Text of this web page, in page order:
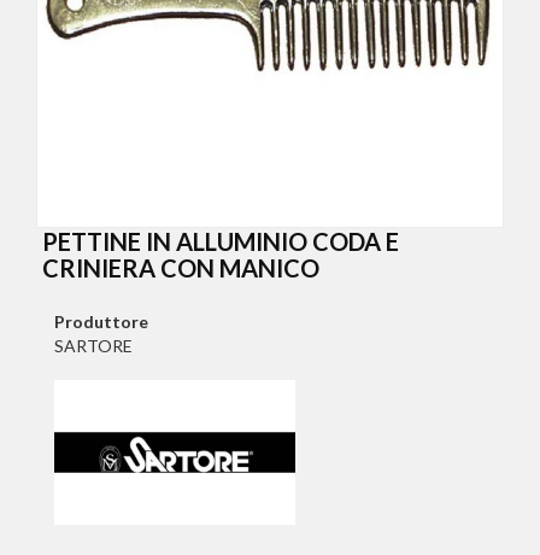
PETTINE IN ALLUMINIO CODA E
CRINIERA CON MANICO
Produttore
SARTORE